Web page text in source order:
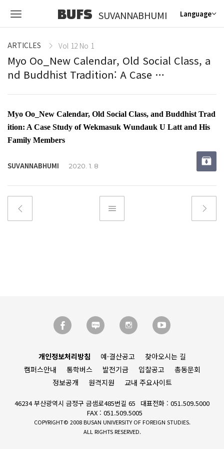
BUFS SUVANNABHUMI Language
ARTICLES Vol 12 No 1
Myo Oo_New Calendar, Old Social Class, a
nd Buddhist Tradition: A Case …
Myo Oo_New Calendar, Old Social Class, and Buddhist Trad
ition: A Case Study of Wekmasuk Wundauk U Latt and His
Family Members
SUVANNABHUMI 2020. 1. 8
개인정보처리방침 예·결산공고
찾아오시는 길
캠퍼스안내
통학버스 발전기금 입찰공고
총동문회
정보공개
원격지원 교내 주요사이트
46234 부산광역시 금정구 금샘로485번길 65
대표전화 : 051.509.5000
FAX : 051.509.5005
COPYRIGHT© 2008 BUSAN UNIVERSITY OF FOREIGN STUDIES.
ALL RIGHTS RESERVED.